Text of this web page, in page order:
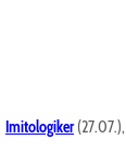
Imitologiker(27.07.),